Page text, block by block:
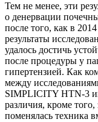
Тем не менее, эти
о денервации
после того, как в
результаты
удалось достичь
после процедуры у
гипертензией. Как
между
SIMPLICITY HTN-3
различия, кроме
поменялась техника